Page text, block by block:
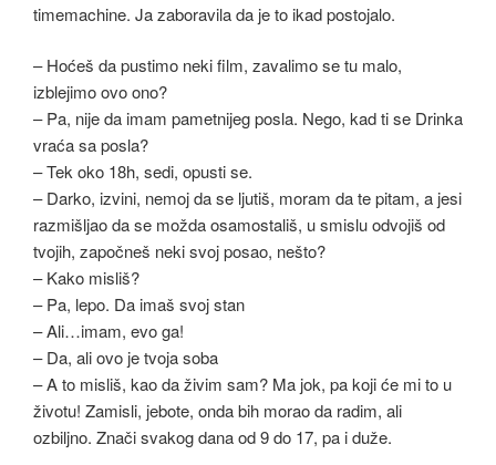
timemachine. Ja zaboravila da je to ikad postojalo.
– Hoćeš da pustimo neki film, zavalimo se tu malo,
izblejimo ovo ono?
– Pa, nije da imam pametnijeg posla. Nego, kad ti se Drinka
vraća sa posla?
– Tek oko 18h, sedi, opusti se.
– Darko, izvini, nemoj da se ljutiš, moram da te pitam, a jesi
razmišljao da se možda osamostališ, u smislu odvojiš od
tvojih, započneš neki svoj posao, nešto?
– Kako misliš?
– Pa, lepo. Da imaš svoj stan
– Ali…imam, evo ga!
– Da, ali ovo je tvoja soba
– A to misliš, kao da živim sam? Ma jok, pa koji će mi to u
životu! Zamisli, jebote, onda bih morao da radim, ali
ozbiljno. Znači svakog dana od 9 do 17, pa i duže.